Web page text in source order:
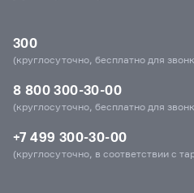
300
(круглосуточно, бесплатно для
8 800 300-30-00
(круглосуточно, бесплатно для
+7 499 300-30-00
(круглосуточно, в соответствии с